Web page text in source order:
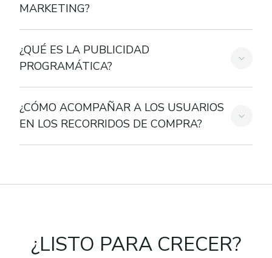
MARKETING?
¿QUÉ ES LA PUBLICIDAD
PROGRAMÁTICA?
¿CÓMO ACOMPAÑAR A LOS USUARIOS
EN LOS RECORRIDOS DE COMPRA?
¿LISTO PARA CRECER?